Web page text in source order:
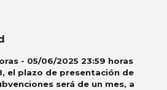
- 05/06/2025 23:59 horas
el plazo de presentación de
será de un mes, a